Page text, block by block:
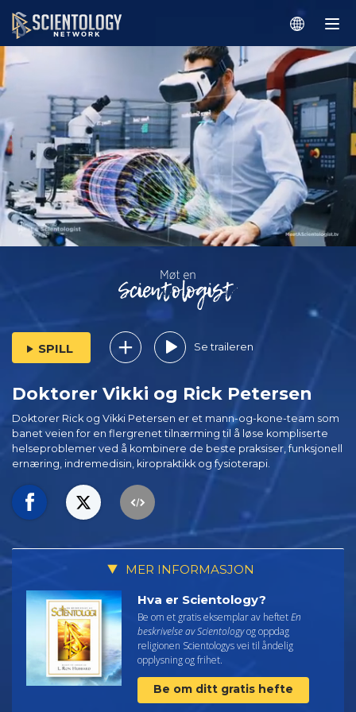
SPILL Se traileren
Doktorer Vikki og Rick Petersen
Doktorer Rick og Vikki Petersen er et mann-og-kone-team som
banet veien for en flergrenet tilnærming til å løse kompliserte
helseproblemer ved å kombinere de beste praksiser, funksjonell
ernæring, indremedisin, kiropraktikk og fysioterapi.
MER INFORMASJON
Hva er Scientology?
Be om et gratis eksemplar av heftetEn
beskrivelse av Scientologyog oppdag
religionen Scientologys vei til åndelig
opplysning og frihet.
Be om ditt gratis hefte